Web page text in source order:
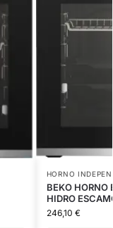
HORNO
BEKO HORNO
HIDRO
246,10 €